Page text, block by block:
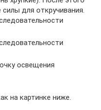
для откручивания.
освещения
на картинке ниже.